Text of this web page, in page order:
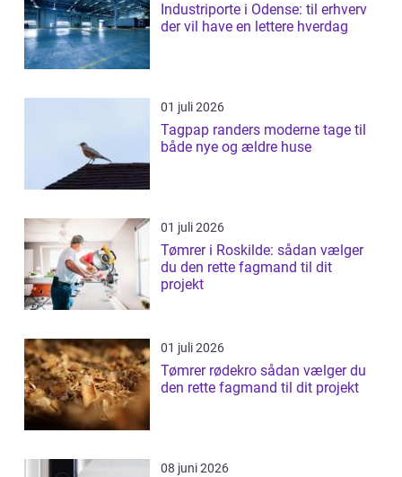
Industriporte i Odense: til erhverv
der vil have en lettere hverdag
01 juli 2026
Tagpap randers moderne tage til
både nye og ældre huse
01 juli 2026
Tømrer i Roskilde: sådan vælger
du den rette fagmand til dit
projekt
01 juli 2026
Tømrer rødekro sådan vælger du
den rette fagmand til dit projekt
08 juni 2026